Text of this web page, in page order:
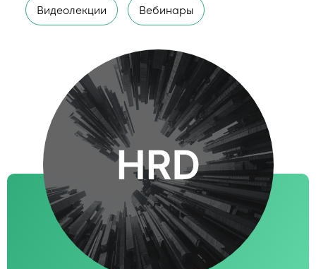
Видеолекции Вебинары